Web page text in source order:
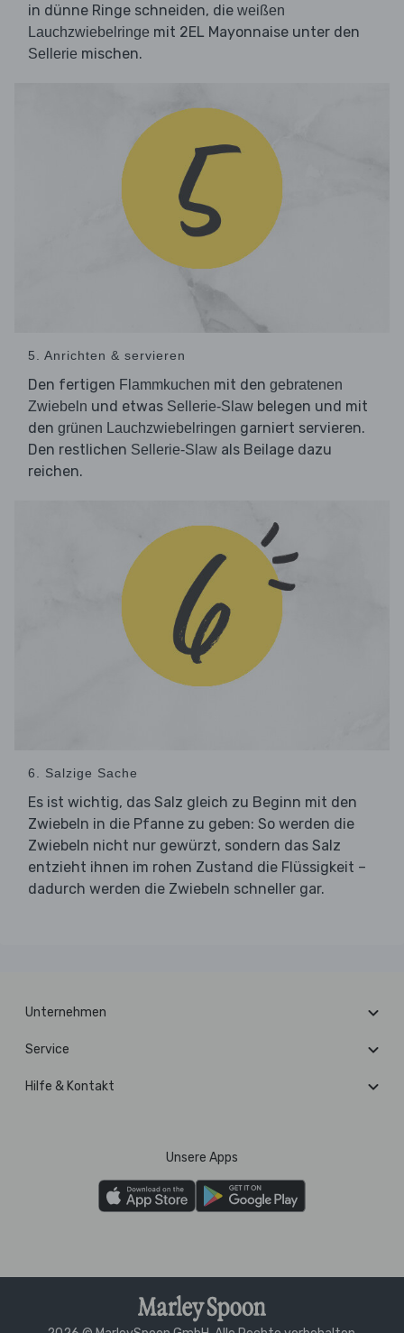
in dünne Ringe schneiden, die weißen
Lauchzwiebelringe mit 2EL Mayonnaise unter den
Sellerie mischen.
5. Anrichten & servieren
Den fertigen Flammkuchen mit den gebratenen
Zwiebeln und etwas Sellerie-Slaw belegen und mit
den grünen Lauchzwiebelringen garniert servieren.
Den restlichen Sellerie-Slaw als Beilage dazu
reichen.
6. Salzige Sache
Es ist wichtig, das Salz gleich zu Beginn mit den
Zwiebeln in die Pfanne zu geben: So werden die
Zwiebeln nicht nur gewürzt, sondern das Salz
entzieht ihnen im rohen Zustand die Flüssigkeit –
dadurch werden die Zwiebeln schneller gar.
Unternehmen
Service
Hilfe & Kontakt
Unsere Apps